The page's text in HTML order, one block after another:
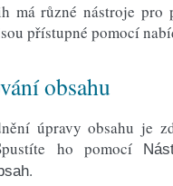
má různé nástroje pro
přístupné pomocí
obsahu
úpravy obsahu je
ho pomocí
.